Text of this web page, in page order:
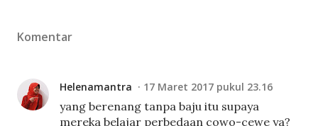
Komentar
Helenamantra 17 Maret 2017 pukul 23.16
yang berenang tanpa baju itu supaya
mereka belajar perbedaan cowo-cewe ya?